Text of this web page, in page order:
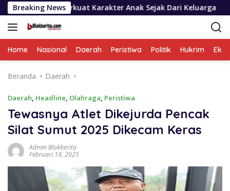
Langsung
ke
konten
Breaking News
Karakter Anak Sejak Dari Keluarga Wagub
Home Nasional Daerah Peristiwa Politik Hukrim
Beranda Daerah
Daerah, Headline, Olahraga, Peristiwa
Tewasnya Atlet Dikejurda Pencak
Silat Sumut 2025 Dikecam Keras
Admin Blokberita
Februari 19, 2025